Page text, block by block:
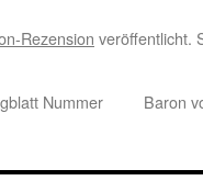
Rezension veröffentlicht.
Nummer
Baron